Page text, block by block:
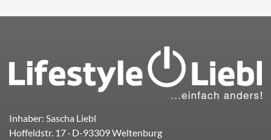
Inhaber: Sascha Liebl
Hoffeldstr. 17 · D-93309Weltenburg